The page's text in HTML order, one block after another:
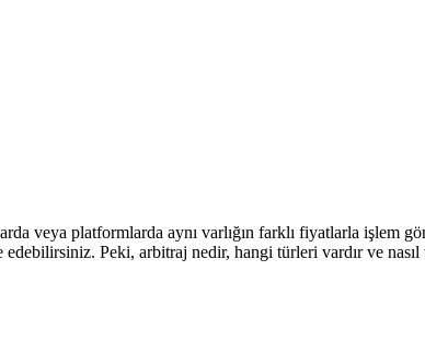
veya platformlarda aynı varlığın farklı fiyatlarla işlem
Peki, arbitraj nedir, hangi türleri vardır ve